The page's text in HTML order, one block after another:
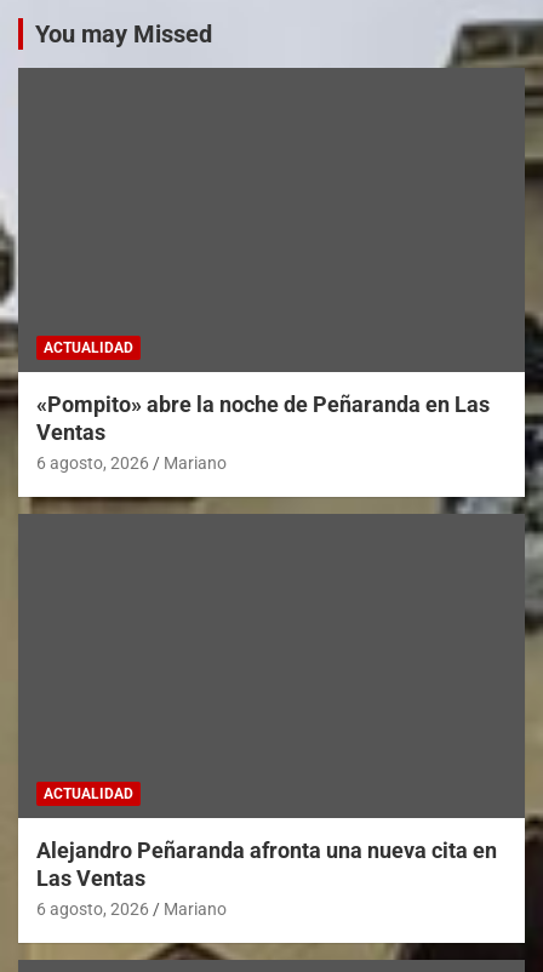
You may Missed
ACTUALIDAD
«Pompito» abre la noche de Peñaranda en Las
Ventas
6 agosto, 2026 Mariano
ACTUALIDAD
Alejandro Peñaranda afronta una nueva cita en
Las Ventas
6 agosto, 2026 Mariano